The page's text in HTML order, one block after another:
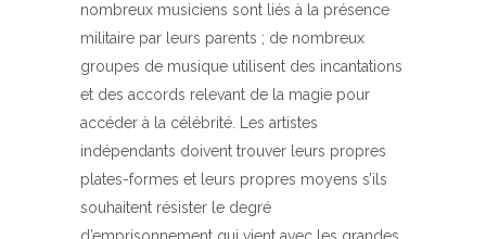
nombreux musiciens sont liés à la présence
militaire par leurs parents ; de nombreux
groupes de musique utilisent des incantations
et des accords relevant de la magie pour
accéder à la célébrité. Les artistes
indépendants doivent trouver leurs propres
plates-formes et leurs propres moyens s’ils
souhaitent résister le degré